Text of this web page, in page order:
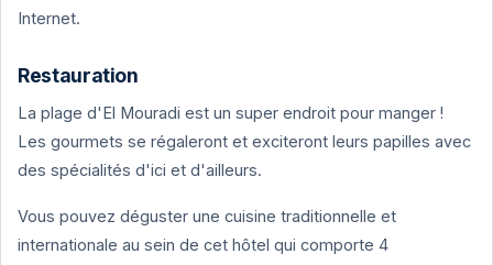
Internet.
Restauration
La plage d'El Mouradi est un super endroit pour manger !
Les gourmets se régaleront et exciteront leurs papilles avec
des spécialités d'ici et d'ailleurs.
Vous pouvez déguster une cuisine traditionnelle et
internationale au sein de cet hôtel qui comporte 4